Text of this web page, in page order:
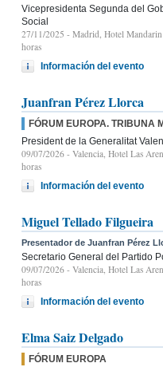
Vicepresidenta Segunda del
Social
27/11/2025 - Madrid, Hotel
horas
Información del evento
Juanfran Pérez Llorca
FÓRUM EUROPA. TRIBUNA
President de la Generalitat
09/07/2026 - Valencia, Hotel Las
horas
Información del evento
Miguel Tellado Filgueira
Presentador de Juanfran Pérez
Secretario General del Partido
09/07/2026 - Valencia, Hotel Las
horas
Información del evento
Elma Saiz Delgado
FÓRUM EUROPA